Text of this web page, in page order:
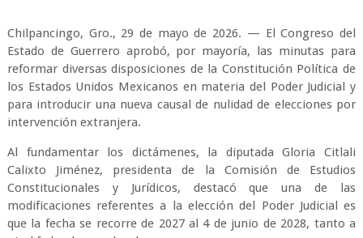
Chilpancingo, Gro., 29 de mayo de 2026. — El Congreso del
Estado de Guerrero aprobó, por mayoría, las minutas para
reformar diversas disposiciones de la Constitución Política de
los Estados Unidos Mexicanos en materia del Poder Judicial y
para introducir una nueva causal de nulidad de elecciones por
intervención extranjera.
Al fundamentar los dictámenes, la diputada Gloria Citlali
Calixto Jiménez, presidenta de la Comisión de Estudios
Constitucionales y Jurídicos, destacó que una de las
modificaciones referentes a la elección del Poder Judicial es
que la fecha se recorre de 2027 al 4 de junio de 2028, tanto a